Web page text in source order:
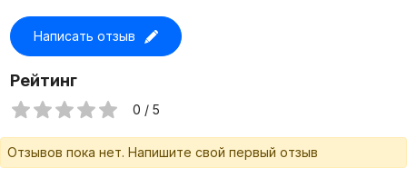
Написать отзыв
Рейтинг
0 / 5
Отзывов пока нет. Напишите свой первый отзыв